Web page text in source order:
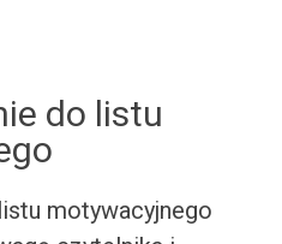
do listu
motywacyjnego